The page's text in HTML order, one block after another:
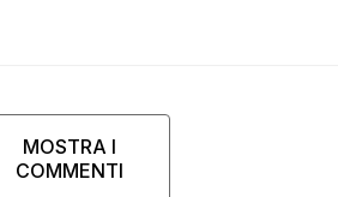
MOSTRA I
COMMENTI